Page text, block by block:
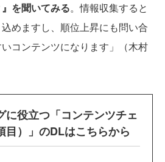
を聞いてみる。情報収集すると
めますし、順位上昇にも問い合
コンテンツになります」（木村
に役立つ「コンテンツチェ
目）」のDLはこちらから